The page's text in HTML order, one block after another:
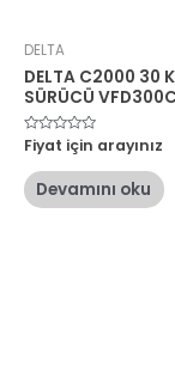
DELTA
DELTA C2000 30
SÜRÜCÜ
5
üzerinden
oy
aldı
Fiyat için arayınız
Devamını oku